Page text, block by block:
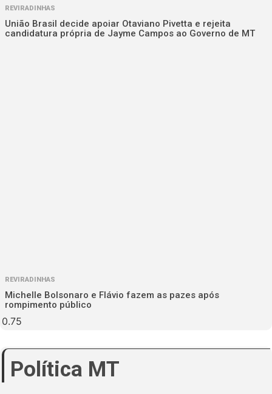
REVIRADINHAS
União Brasil decide apoiar Otaviano Pivetta e rejeita
candidatura própria de Jayme Campos ao Governo de MT
REVIRADINHAS
Michelle Bolsonaro e Flávio fazem as pazes após
rompimento público
Política MT